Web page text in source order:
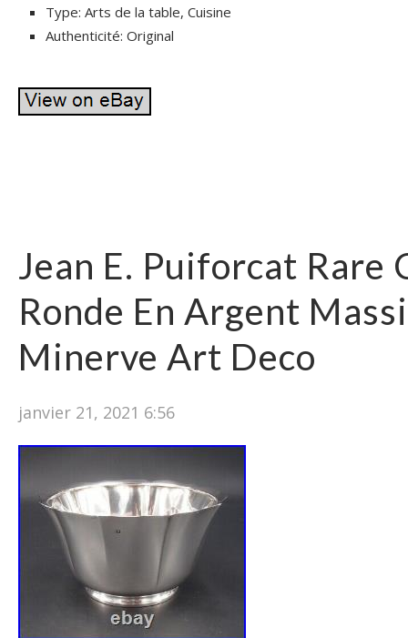
Type: Arts de la table, Cuisine
Authenticité: Original
Jean E. Puiforcat Rare
Ronde En Argent
Minerve Art Deco
janvier 21, 2021 6:56